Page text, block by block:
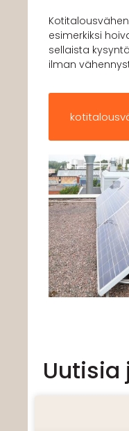
esimerkiksi
sellaista
ilman